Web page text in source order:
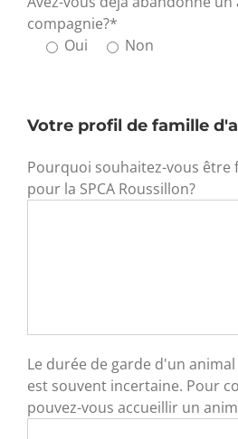
compagnie?*
Oui
Non
Votre profil de famille
Pourquoi souhaitez-vous être
pour la SPCA Roussillon?
Le durée de garde d'un
est souvent incertaine. Pour
pouvez-vous accueillir un